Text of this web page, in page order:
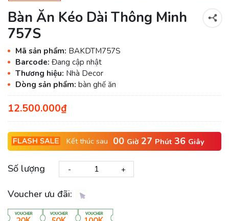
Bàn Ăn Kéo Dài Thông Minh
757S
Mã sản phẩm: BAKDTM757S
Barcode: Đang cập nhật
Thương hiệu: Nhà Decor
Dòng sản phẩm: bàn ghế ăn
12.500.000₫
Kết thúc sau 00 Giờ 27 Phút 35 Giây
Số lượng - +
Voucher ưu đãi: